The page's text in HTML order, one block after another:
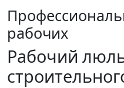
рабочих
Рабочий